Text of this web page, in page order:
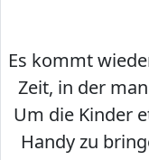
Es kommt
Zeit, in der
Um die Kinder
Handy zu